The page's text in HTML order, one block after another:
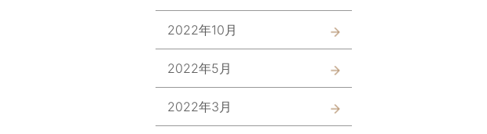
2022年10月
2022年5月
2022年3月